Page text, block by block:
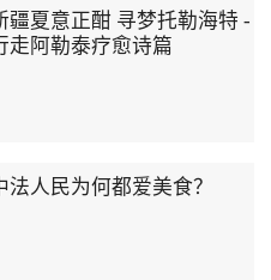
疆夏意正酣 寻梦托勒海特 -
走阿勒泰疗愈诗篇
法人民为何都爱美食？